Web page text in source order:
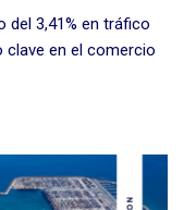
del 3,41% en tráfico
en el comercio